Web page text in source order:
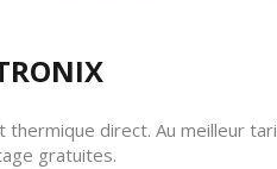
direct. Au meilleur
gratuites.